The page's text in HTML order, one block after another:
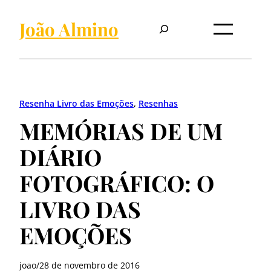
João Almino
Resenha Livro das Emoções, Resenhas
MEMÓRIAS DE UM
DIÁRIO
FOTOGRÁFICO: O
LIVRO DAS
EMOÇÕES
joao/28 de novembro de 2016